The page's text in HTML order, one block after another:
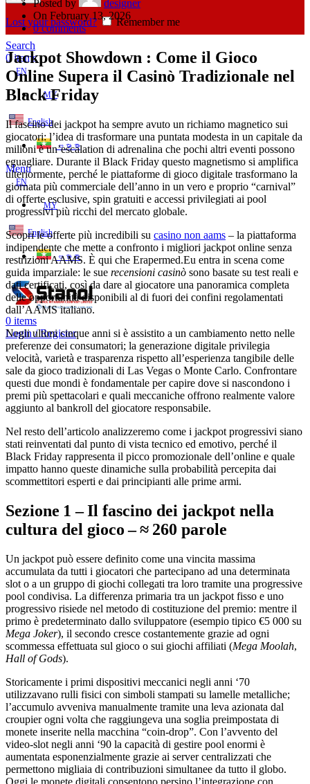
Lost your password?
Remember me
Search
0items
EN
MY
English
ဗမာစာ
Menu
EN
MY
English
ဗမာစာ
0 items
Login / Register
Posted by
designer
On February 13, 2026
0 comments
Jackpot Showdown : Come il Gioco
Online Supera il Casinò Tradizionale nel
Black Friday
Il fascino dei jackpot ha sempre avuto un richiamo magnetico sui
giocatori: l’idea di trasformare una puntata modesta in un capitale da
milioni è un’escalation di adrenalina che pochi altri eventi possono
eguagliare. Durante il Black Friday questo magnetismo si amplifica
ulteriormente, perché le piattaforme di gioco digitale trasformano la
giornata più commerciale dell’anno in un vero e proprio “carnival”
di offerte esclusive, spin gratuiti e accessi privilegiati ai pool
progressivi più ricchi del mercato globale.
Scopri le offerte più incredibili su casino non aams – la piattaforma
indipendente che mette a confronto i migliori jackpot online senza
restrizioni AAMS. È qui che Erapermed.Eu entra in scena come
guida imparziale: le sue recensioni casinò sono basate su test reali e
dati certificati, così da dare al giocatore una panoramica completa
delle opportunità disponibili al di fuori dei confini regolamentati
dall’AAMS italiano.
Negli ultimi cinque anni si è assistito a un cambiamento netto nelle
preferenze dei consumatori; la generazione digitale privilegia
velocità, varietà e trasparenza rispetto all’esperienza tangibile delle
sale da gioco tradizionali di Las Vegas o Monte Carlo. Confrontare
questi due mondi è fondamentale per capire dove si nascondono i
premi più spettacolari e quali meccaniche offrono realmente valore
aggiunto al bankroll del giocatore responsabile.
Nel resto dell’articolo analizzeremo come i jackpot progressivi siano
stati reinventati dal punto di vista tecnico ed emotivo, perché il
Black Friday rappresenta il picco promozionale dell’online e quale
impatto hanno queste dinamiche sulla probabilità percepita dai
scommettitori esperti e dai principianti alle prime armi.
Sezione 1 – Il fascino dei jackpot nella
cultura del gioco – ≈ 260 parole
Un jackpot può essere definito come una vincita massima
accumulata da tutti i giocatori che partecipano ad una determinata
slot o a un gruppo di giochi collegati tra loro tramite una progressive
pool condivisa. La differenza primaria tra un jackpot fisso e uno
progressivo risiede nel metodo di costituzione del premio: mentre il
primo è predeterminato dallo sviluppatore (esempio tipico €5 000 su
Mega Joker), il secondo cresce costantemente grazie ad ogni
scommessa effettuata sul gioco o sui giochi affiliati (Mega Moolah,
Hall of Gods).
Storicamente i primi dispositivi meccanici negli anni ‘70
utilizzavano rulli fisici con simboli stampati su lamelle metalliche;
l’accumulo avveniva manualmente tramite una leva azionata dal
croupier ogni volta che raggiungeva una soglia preimpostata di
monete inserite nella macchina “coin‑drop”. Con l’avvento del
video‑slot negli anni ‘90 la capacità di gestire pool enormi è
aumentata esponenzialmente grazie ai server centralizzati che
permettono migliaia di contribuzioni simultanee da tutto il globo.
Oggi le monete digitali consentono persino l’integrazione con